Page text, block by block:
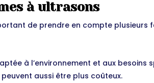
à ultrasons
de prendre en compte plusieurs
à l’environnement et aux
aussi être plus coûteux.